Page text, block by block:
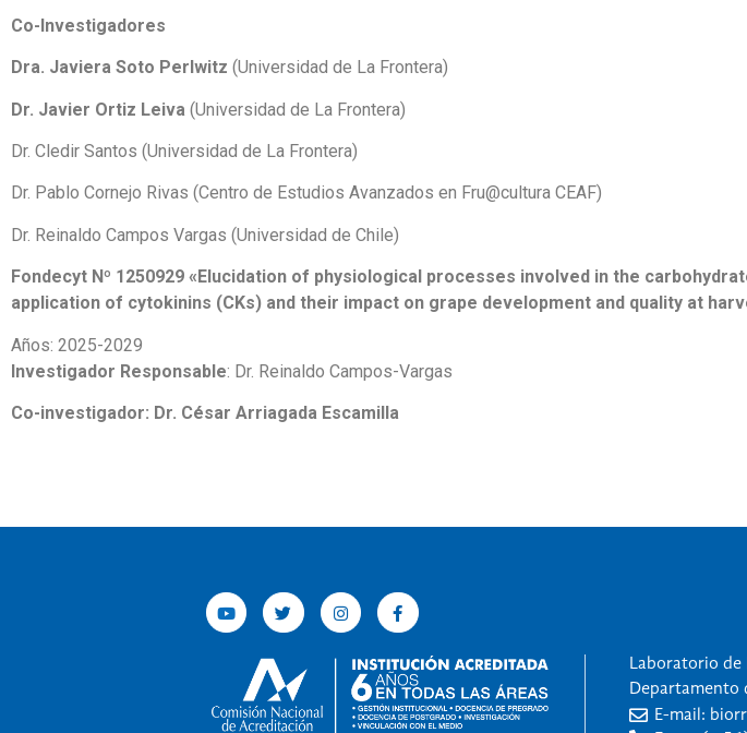
Co-Investigadores
Dra. Javiera Soto Perlwitz (Universidad de La Frontera)
Dr. Javier Ortiz Leiva (Universidad de La Frontera)
Dr. Cledir Santos (Universidad de La Frontera)
Dr. Pablo Cornejo Rivas (Centro de Estudios Avanzados en Fru@cultura CEAF)
Dr. Reinaldo Campos Vargas (Universidad de Chile)
Fondecyt Nº 1250929 «Elucidation of physiological processes involved in the
application of cytokinins (CKs) and their impact on grape development and quality at
Años: 2025-2029
Investigador Responsable: Dr. Reinaldo Campos-Vargas
Co-investigador: Dr. César Arriagada Escamilla
Laboratorio de
Departamento
E-mail: